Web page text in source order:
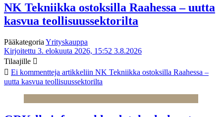
NK Tekniikka ostoksilla Raahessa – uutta
kasvua teollisuussektorilta
Pääkategoria Yrityskauppa
Kirjoitettu 3. elokuuta 2026, 15:52 3.8.2026
Tilaajille
Ei kommentteja artikkeliin NK Tekniikka ostoksilla Raahessa –
uutta kasvua teollisuussektorilta